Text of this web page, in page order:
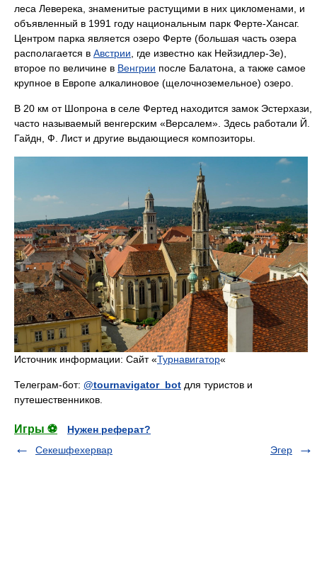
леса Леверека, знаменитые растущими в них цикломенами, и
объявленный в 1991 году национальным парк Ферте-Хансаг.
Центром парка является озеро Ферте (большая часть озера
располагается в Австрии , где известно как Нейзидлер-Зе),
второе по величине в Венгрии после Балатона, а также самое
крупное в Европе алкалиновое (щелочноземельное) озеро.
В 20 км от Шопрона в селе Фертед находится замок Эстерхази,
часто называемый венгерским «Версалем». Здесь работали Й.
Гайдн, Ф. Лист и другие выдающиеся композиторы.
Источник информации: Сайт «Турнавигатор«
Телеграм-бот: @tournavigator_bot для туристов и
путешественников.
Игры ⚽
Нужен реферат?
Секешфехервар
Эгер